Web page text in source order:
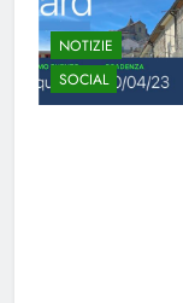
NOTIZIE
SOCIAL